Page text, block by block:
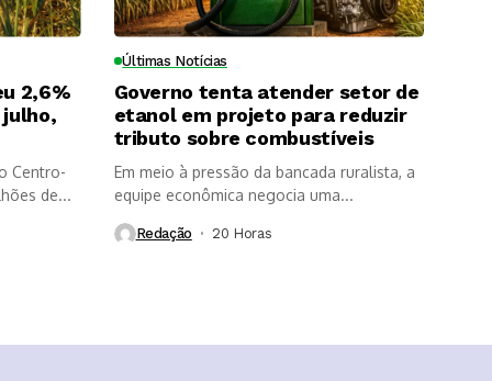
2,6%
julho,
Centro-
de...
Últimas Notícias
Governo tenta atender setor de
etanol em projeto para reduzir
tributo sobre combustíveis
Em meio à pressão da bancada ruralista, a
equipe econômica negocia uma...
Redação 20 Horas ⁮